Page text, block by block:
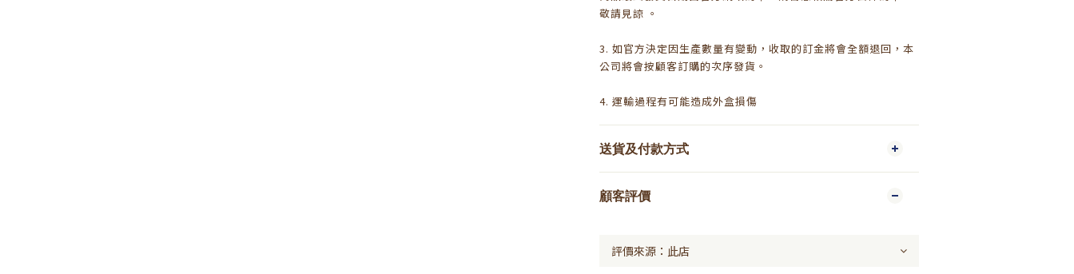
敬請見諒 。
3. 如官方決定因生產數量有變動，收取的訂金將會全額退回，本
公司將會按顧客訂購的次序發貨。
4. 運輸過程有可能造成外盒損傷
送貨及付款方式
顧客評價